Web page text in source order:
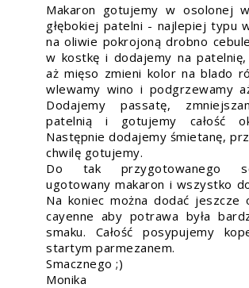
Makaron gotujemy w osolonej
głębokiej patelni - najlepiej typu
na oliwie pokrojoną drobno
w kostkę i dodajemy na patelnię,
aż mięso zmieni kolor na blado
wlewamy wino i podgrzewamy
Dodajemy passatę,
patelnią i gotujemy całość
Następnie dodajemy śmietanę,
chwilę gotujemy.
Do tak przygotowanego
ugotowany makaron i wszystko
Na koniec można dodać jeszcze
cayenne aby potrawa była
smaku. Całość posypujemy
startym parmezanem.
Smacznego ;)
Monika